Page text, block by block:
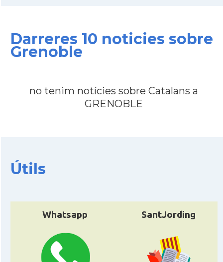
CAMON
CAMON
CAMON Catalans a RENNES
CAMON Catalans a STRASBOURG
Darreres 10 noticies sobre
Grenoble
no tenim notícies sobre Catalans a
GRENOBLE
Útils
Whatsapp SantJording